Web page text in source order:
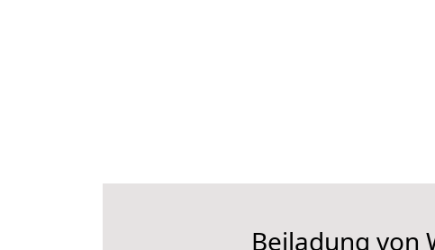
Beiladung von